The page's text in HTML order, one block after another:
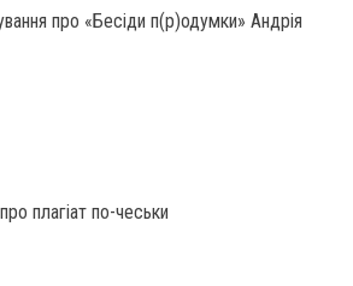
про «Бесіди п(р)одумки» Андрія
плагіат по-чеськи